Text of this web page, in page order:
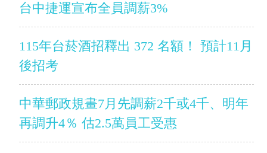
台中捷運宣布全員調薪3%
115年台菸酒招釋出 372 名額！ 預計11月
後招考
中華郵政規畫7月先調薪2千或4千、明年
再調升4％ 估2.5萬員工受惠